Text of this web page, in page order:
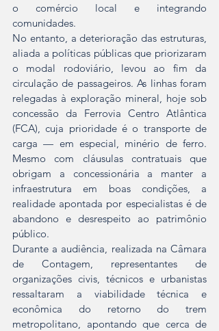
o comércio local e integrando
comunidades.
No entanto, a deterioração das estruturas,
aliada a políticas públicas que priorizaram
o modal rodoviário, levou ao fim da
circulação de passageiros. As linhas foram
relegadas à exploração mineral, hoje sob
concessão da Ferrovia Centro Atlântica
(FCA), cuja prioridade é o transporte de
carga — em especial, minério de ferro.
Mesmo com cláusulas contratuais que
obrigam a concessionária a manter a
infraestrutura em boas condições, a
realidade apontada por especialistas é de
abandono e desrespeito ao patrimônio
público.
Durante a audiência, realizada na Câmara
de Contagem, representantes de
organizações civis, técnicos e urbanistas
ressaltaram a viabilidade técnica e
econômica do retorno do trem
metropolitano, apontando que cerca de